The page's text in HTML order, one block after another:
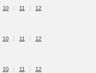
10 11 12
10 11 12
10 11 12